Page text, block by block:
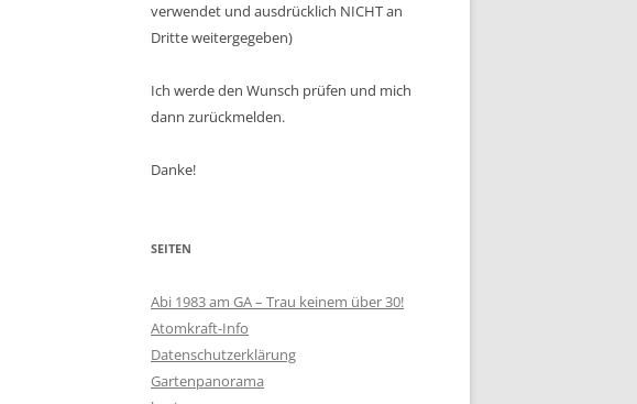
verwendet und ausdrücklich NICHT an
Dritte weitergegeben)
Ich werde den Wunsch prüfen und mich
dann zurückmelden.
Danke!
SEITEN
Abi 1983 am GA – Trau keinem über 30!
Atomkraft-Info
Datenschutzerklärung
Gartenpanorama